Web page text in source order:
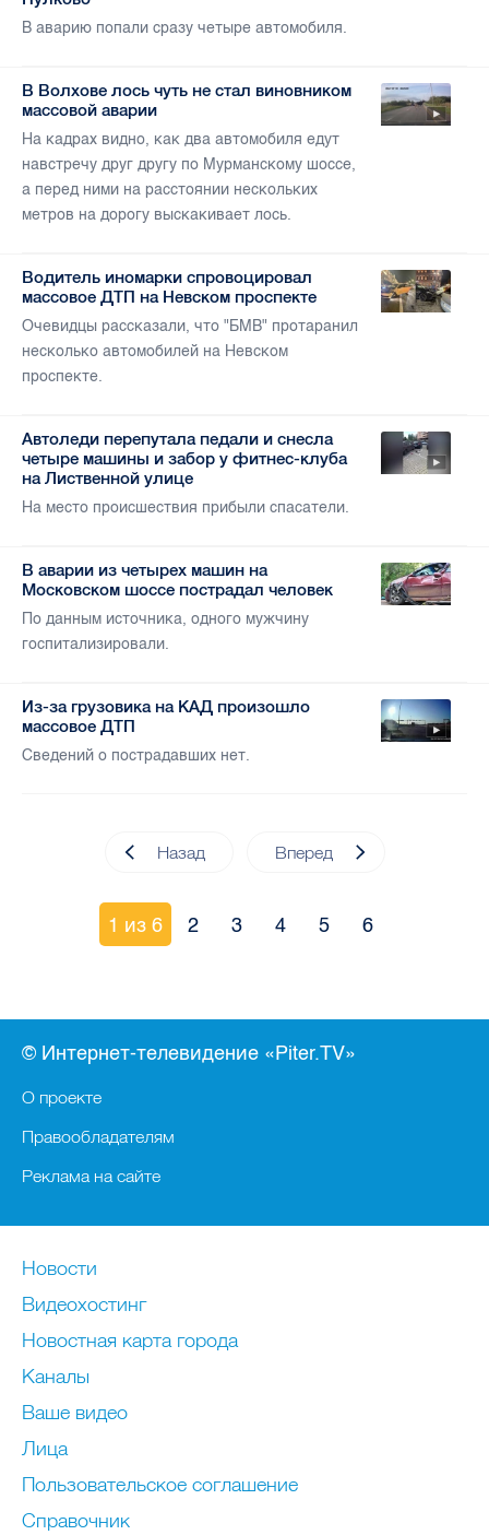
В аварию попали сразу четыре автомобиля.
В Волхове лось чуть не стал виновником
массовой аварии
На кадрах видно, как два автомобиля едут
навстречу друг другу по Мурманскому шоссе,
а перед ними на расстоянии нескольких
метров на дорогу выскакивает лось.
Водитель иномарки спровоцировал
массовое ДТП на Невском проспекте
Очевидцы рассказали, что "БМВ" протаранил
несколько автомобилей на Невском
проспекте.
Автоледи перепутала педали и снесла
четыре машины и забор у фитнес-клуба
на Лиственной улице
На место происшествия прибыли спасатели.
В аварии из четырех машин на
Московском шоссе пострадал человек
По данным источника, одного мужчину
госпитализировали.
Из-за грузовика на КАД произошло
массовое ДТП
Сведений о пострадавших нет.
Назад Вперед
1 из 6 2 3 4 5 6
© Интернет-телевидение «Piter.TV»
О проекте
Правообладателям
Реклама на сайте
Новости
Видеохостинг
Новостная карта города
Каналы
Ваше видео
Лица
Пользовательское соглашение
Справочник